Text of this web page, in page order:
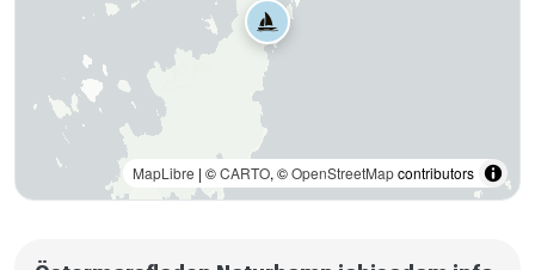
MapLibre | ©CARTO, ©OpenStreetMapcontributors